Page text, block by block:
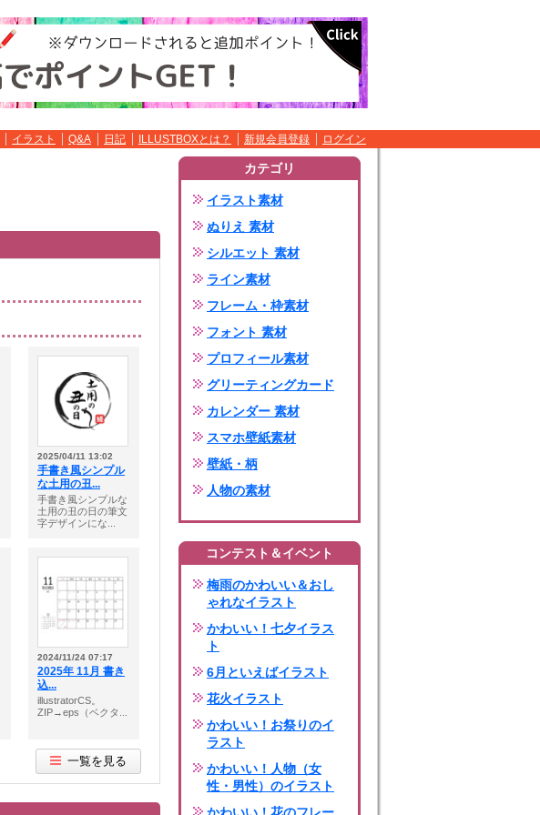
イラスト Q&A 日記 ILLUSTBOXとは？ 新規会員登録 ログイン
2025/04/11 13:02
手書き風シンプル
な土用の丑...
手書き風シンプルな
土用の丑の日の筆文
字デザインにな...
2024/11/24 07:17
2025年 11月 書き
込...
illustratorCS。
ZIP→eps（ベクタ...
一覧を見る
カテゴリ
イラスト素材
ぬりえ 素材
シルエット 素材
ライン素材
フレーム・枠素材
フォント 素材
プロフィール素材
グリーティングカード
カレンダー 素材
スマホ壁紙素材
壁紙・柄
人物の素材
コンテスト＆イベント
梅雨のかわいい＆おし
ゃれなイラスト
かわいい！七夕イラス
ト
6月といえばイラスト
花火イラスト
かわいい！お祭りのイ
ラスト
かわいい！人物（女
性・男性）のイラスト